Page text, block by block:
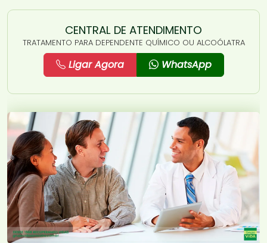
CENTRAL DE ATENDIMENTO
TRATAMENTO PARA DEPENDENTE QUÍMICO OU ALCOÓLATRA
Ligar Agora WhatsApp